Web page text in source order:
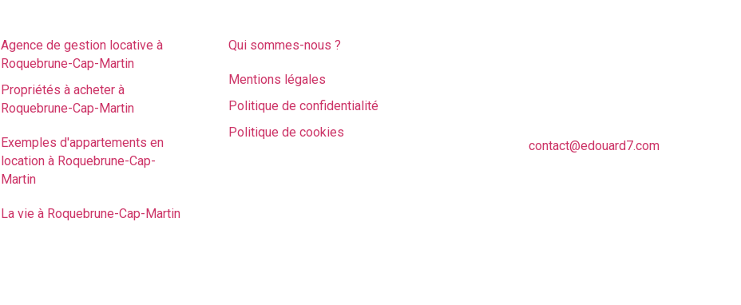
Agence de gestion locative à
Roquebrune-Cap-Martin
Propriétés à acheter à
Roquebrune-Cap-Martin
Exemples d'appartements en
location à Roquebrune-Cap-
Martin
La vie à Roquebrune-Cap-Martin
Qui sommes-nous ?
Mentions légales
Politique de confidentialité
Politique de cookies
contact@edouard7.com